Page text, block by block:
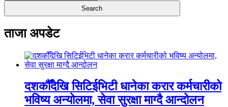
ताजा अपडेट
दशकौँदेखि सिटिईभिटी धानेका करार कर्मचारीको
भविष्य अन्योलमा, सेवा सुरक्षा माग्दै आन्दोलन